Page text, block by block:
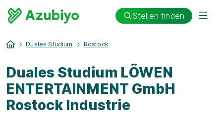
Stellen finden
Duales Studium Rostock
Duales Studium LÖWEN
ENTERTAINMENT GmbH
Rostock Industrie